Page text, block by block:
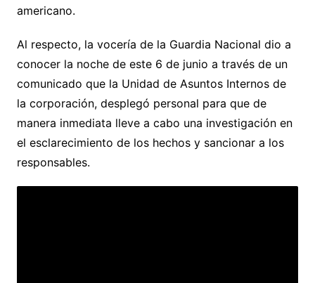
americano.
Al respecto, la vocería de la Guardia Nacional dio a
conocer la noche de este 6 de junio a través de un
comunicado que la Unidad de Asuntos Internos de
la corporación, desplegó personal para que de
manera inmediata lleve a cabo una investigación en
el esclarecimiento de los hechos y sancionar a los
responsables.